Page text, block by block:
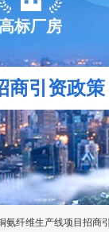
标厂房
商引资政策
氨纤维生产线项目招商